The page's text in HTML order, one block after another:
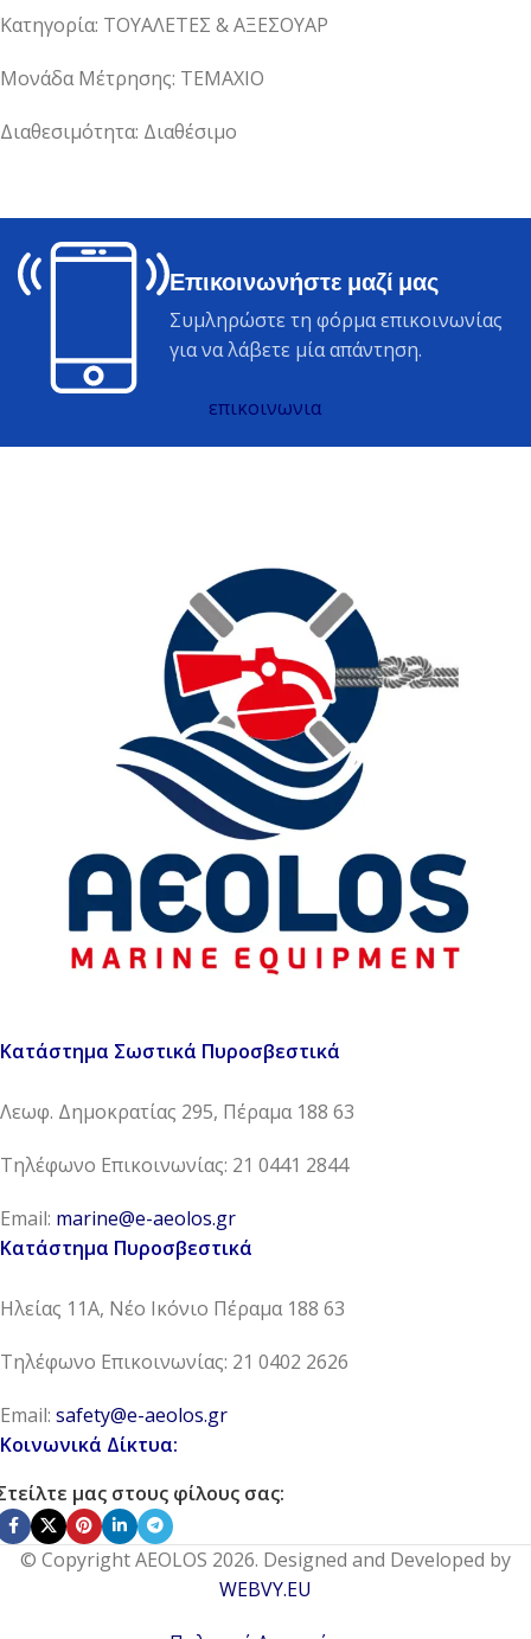
Κατηγορία: ΤΟΥΑΛΕΤΕΣ & ΑΞΕΣΟΥΑΡ
Μονάδα Μέτρησης: ΤΕΜΑΧΙΟ
Διαθεσιμότητα: Διαθέσιμο
Επικοινωνήστε μαζί μας
Συμληρώστε τη φόρμα επικοινωνίας
για να λάβετε μία απάντηση.
επικοινωνια
Κατάστημα Σωστικά Πυροσβεστικά
Λεωφ. Δημοκρατίας 295, Πέραμα 188 63
Τηλέφωνο Επικοινωνίας: 21 0441 2844
Email: marine@e-aeolos.gr
Κατάστημα Πυροσβεστικά
Ηλείας 11Α, Νέο Ικόνιο Πέραμα 188 63
Τηλέφωνο Επικοινωνίας: 21 0402 2626
Email: safety@e-aeolos.gr
Κοινωνικά Δίκτυα:
μας στους φίλους σας:
© Copyright AEOLOS 2026. Designed and Developed by
WEBVY.EU